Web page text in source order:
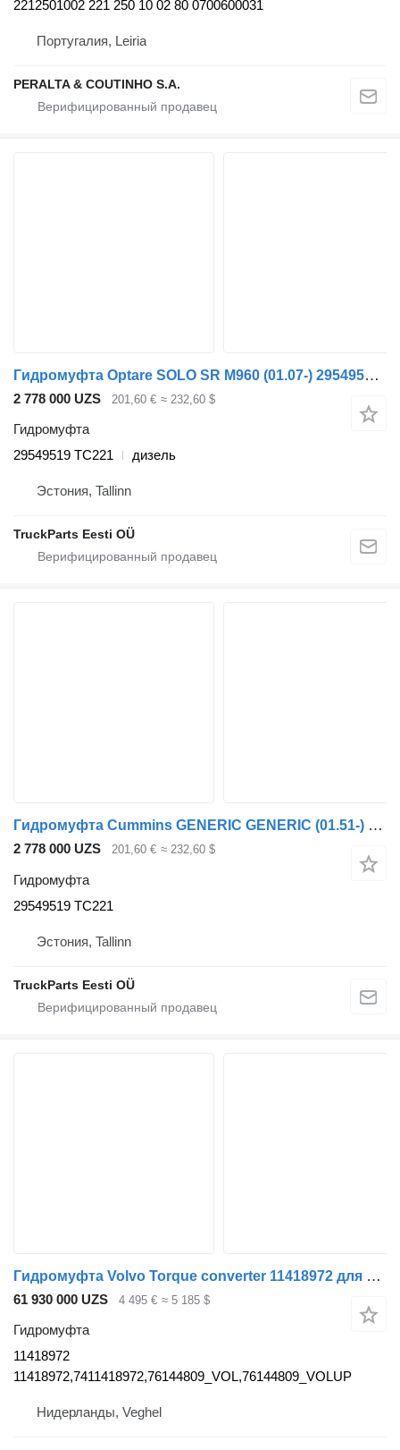
2212501002 221 250 10 02 80 0700600031
Португалия, Leiria
PERALTA & COUTINHO S.A.
Гидромуфта Optare SOLO SR M960 (01.07-) 29549519 TC221 для автобуса Optare Solo Sr, Tempo, Versa, Olymus, Toro (2004-)
2 778 000 UZS 201,60 € ≈ 232,60 $
Гидромуфта
29549519 TC221
дизель
Эстония, Tallinn
TruckParts Eesti OÜ
Гидромуфта Cummins GENERIC GENERIC (01.51-) 29549519 TC221 для тягача GENERIC
2 778 000 UZS 201,60 € ≈ 232,60 $
Гидромуфта
29549519 TC221
Эстония, Tallinn
TruckParts Eesti OÜ
Гидромуфта Volvo Torque converter 11418972 для грузовика Volvo
61 930 000 UZS 4 495 € ≈ 5 185 $
Гидромуфта
11418972
11418972,7411418972,76144809_VOL,76144809_VOLUP
Нидерланды, Veghel